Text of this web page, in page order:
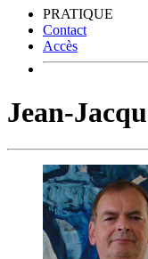
PRATIQUE
Contact
Accès
Jean-